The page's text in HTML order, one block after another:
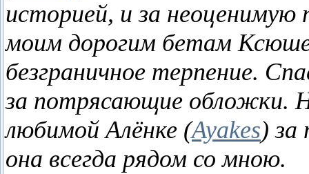
историей, и за
моим дорогим бетам
безграничное терпение.
за потрясающие обложки.
любимой Алёнке (Ayakes) за
она всегда рядом со мною.